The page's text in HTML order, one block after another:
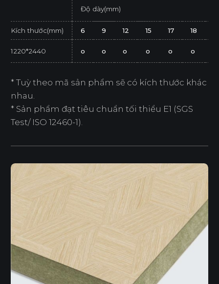
Độ dày(mm)
Kích thước(mm) 6 9 12 15 17 18
1220*2440 o o o o o o
* Tuỳ theo mã sản phẩm sẽ có kích thước khác
nhau.
* Sản phẩm đạt tiêu chuẩn tối thiểu E1 (SGS
Test/ ISO 12460-1).